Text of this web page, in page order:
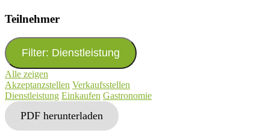
Teilnehmer
Filter: Dienstleistung
Alle zeigen
Akzeptanzstellen Verkaufsstellen
Dienstleistung Einkaufen Gastronomie
PDF herunterladen